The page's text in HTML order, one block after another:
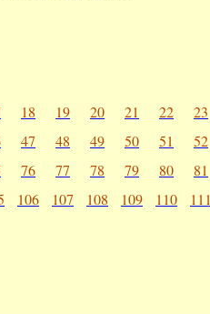
18 19 20 21 22 23
47 48 49 50 51 52
76 77 78 79 80 81
106 107 108 109 110 111